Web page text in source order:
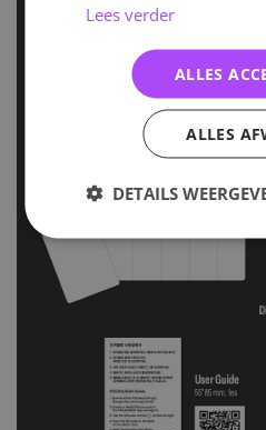
Lees verder
ALLES
ALLES
DETAILS